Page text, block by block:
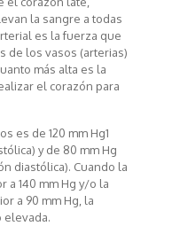
la sangre a todas
es la fuerza que
de los vasos (arterias)
más alta es la
el corazón para
es de 120 mm Hg1
y de 80 mm Hg
diastólica). Cuando la
a 140 mm Hg y/o la
a 90 mm Hg, la
elevada.